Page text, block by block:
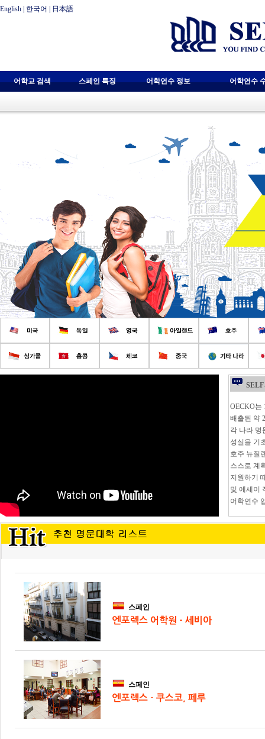
English 한국어 日本語
어학교 검색 스페인 특징 어학연수 정보 어학연수
OECKO는
배출된 약
각 나라 명
성실을 기
호주 뉴질
스스로 계
지원하기
및 에세이
어학연수
스페인
엔포렉스 어학원 - 세비아
스페인
엔포렉스 - 쿠스코, 페루